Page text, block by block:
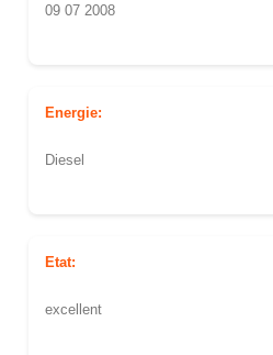
09 07 2008
Energie:
Diesel
Etat:
excellent